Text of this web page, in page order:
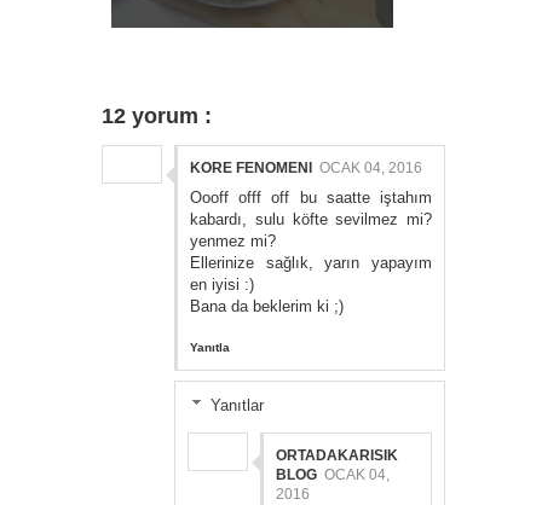
12 yorum :
KORE FENOMENI OCAK 04, 2016
Oooff offf off bu saatte iştahım
kabardı, sulu köfte sevilmez mi?
yenmez mi?
Ellerinize sağlık, yarın yapayım
en iyisi :)
Bana da beklerim ki ;)
Yanıtla
Yanıtlar
ORTADAKARISIK
BLOG OCAK 04,
2016